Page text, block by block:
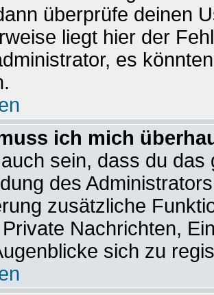
überprüfe deinen
liegt hier der
es
ich mich
sein, dass du
des
zusätzliche
Nachrichten,
sich zu